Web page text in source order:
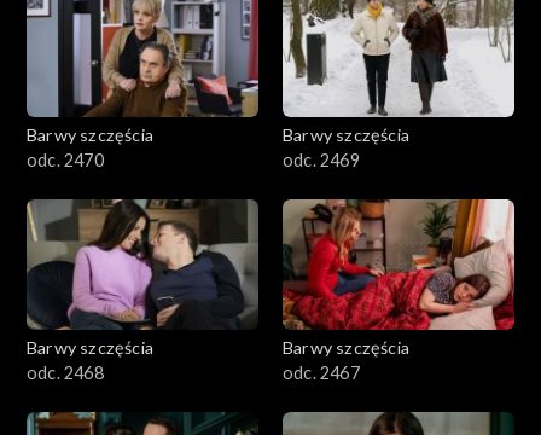
Barwy szczęścia
odc. 2470
Barwy szczęścia
odc. 2469
Barwy szczęścia
odc. 2468
Barwy szczęścia
odc. 2467